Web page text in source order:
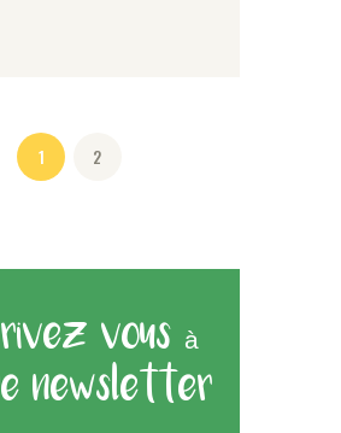
PAGE
1 PAGE
2
vous à
newsletter